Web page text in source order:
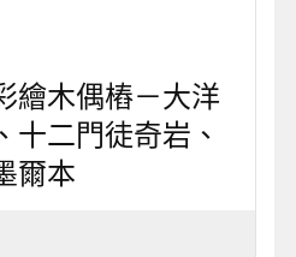
繪木偶樁－大洋
十二門徒奇岩、
爾本